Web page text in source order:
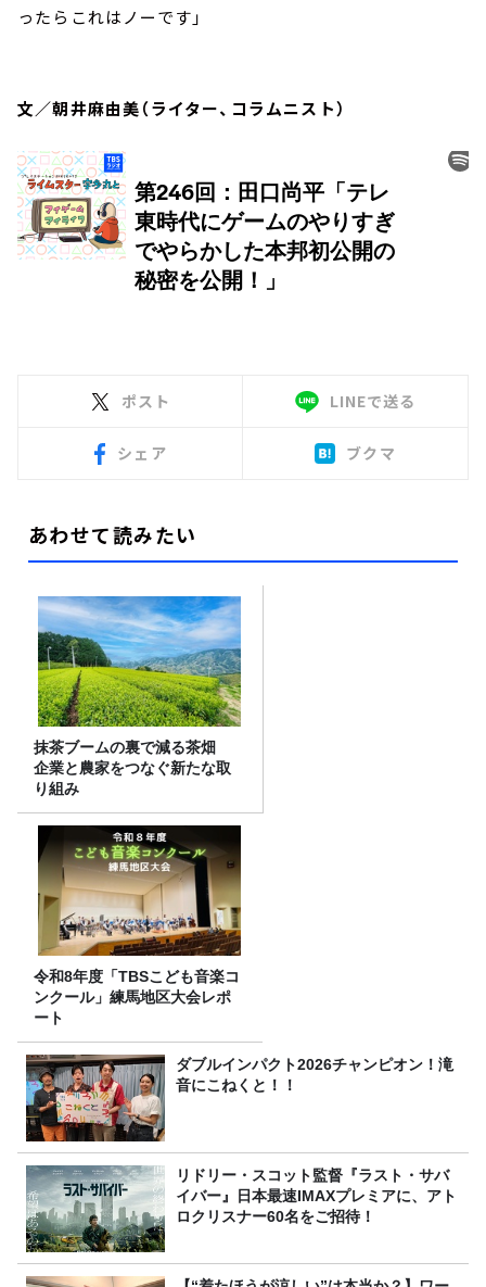
ったらこれはノーです」
文／朝井麻由美（ライター、コラムニスト）
ポスト LINEで送る
シェア ブクマ
あわせて読みたい
抹茶ブームの裏で減る茶畑
企業と農家をつなぐ新たな取
り組み
令和8年度「TBSこども音楽コ
ンクール」練馬地区大会レポ
ート
ダブルインパクト2026チャンピオン！滝
音にこねくと！！
リドリー・スコット監督『ラスト・サバ
イバー』日本最速IMAXプレミアに、アト
ロクリスナー60名をご招待！